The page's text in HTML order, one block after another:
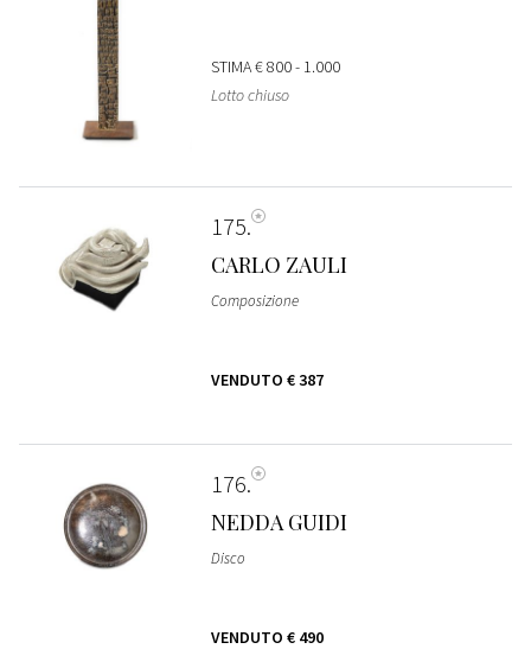
STIMA€ 800 - 1.000
Lotto chiuso
175
CARLO ZAULI
Composizione
VENDUTO € 387
176
NEDDA GUIDI
Disco
VENDUTO € 490